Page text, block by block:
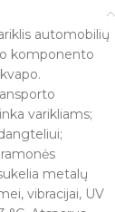
automobilių
komponento
varikliams;
metalų
vibracijai, UV